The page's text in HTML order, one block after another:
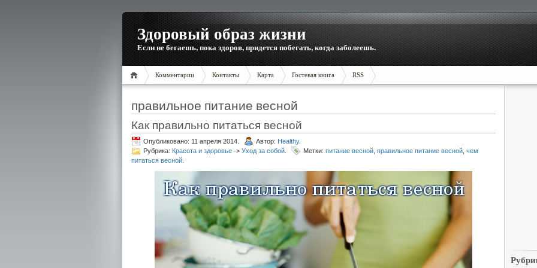
Здоровый образ жизни
Если не бегаешь, пока здоров, придется побегать, когда заболеешь.
Комментарии Контакты Карта Гостевая книга RSS
правильное питание весной
Как правильно питаться весной
Опубликовано: 11 апреля 2014. Автор: Healthy.
Рубрика: Красота и здоровье -> Уход за собой Метки: питание весной правильное питание весной чем
питаться весной